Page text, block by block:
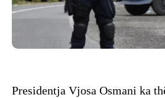
Presidentja Vjosa Osmani ka